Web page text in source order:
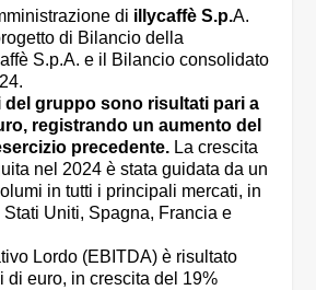
di illycaffè S.p.A.
di Bilancio della
S.p.A. e il Bilancio consolidato
del gruppo sono risultati pari a
registrando un aumento del
precedente. La crescita
nel 2024 è stata guidata da un
in tutti i principali mercati, in
Uniti, Spagna, Francia e
Lordo (EBITDA) è risultato
di euro, in crescita del 19%